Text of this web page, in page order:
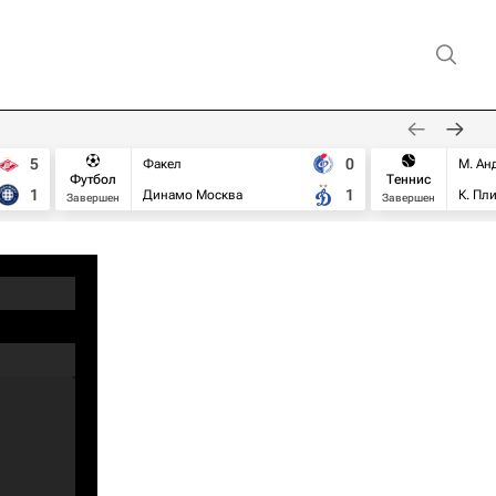
5
1
Футбол
Завершен
Факел
Динамо Москва
0
1
Теннис
Завершен
М.
К.